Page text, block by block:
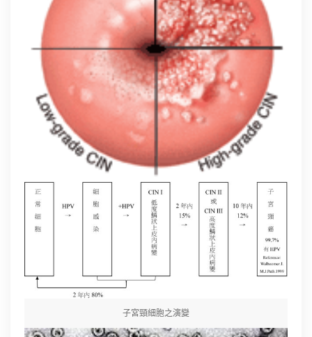
子宮頸細胞之演變